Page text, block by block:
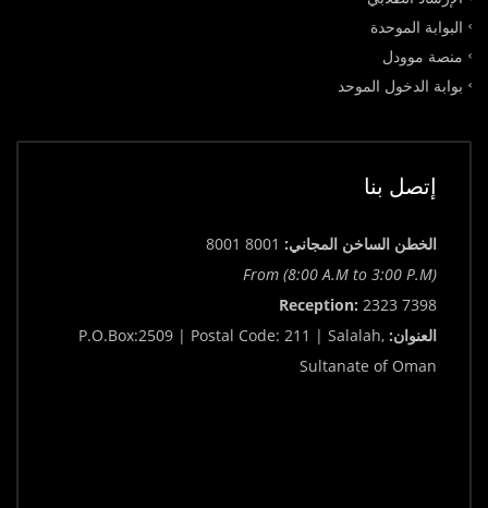
البوابة الموحدة
منصة موودل
بوابة الدخول الموحد
إتصل بنا
الخطن الساخن المجاني: 8001 8001
From (8:00 A.M to 3:00 P.M)
Reception: 2323 7398
العنوان: P.O.Box:2509 | Postal Code: 211 | Salalah,
Sultanate of Oman